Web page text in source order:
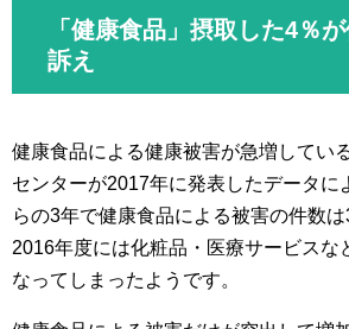
「健康食品」摂取した4％
訴え
健康食品による健康被害が急増してい
センターが2017年に発表したデータに
らの3年で健康食品による被害の件数は
2016年度には化粧品・医療サービスな
なってしまったようです。